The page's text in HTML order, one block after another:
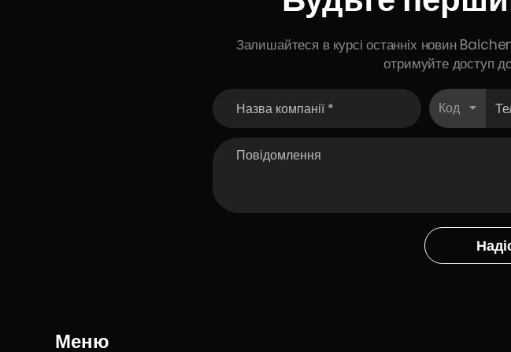
Залишайтеся в курсі останніх новин
отримуйте доступ
Код
Меню